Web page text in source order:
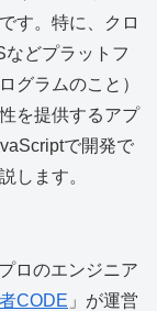
す。特に、クロ
どプラットフ
グラムのこと）
を提供するアプ
で開発で
します。
ロのエンジニア
CODE 」が運営